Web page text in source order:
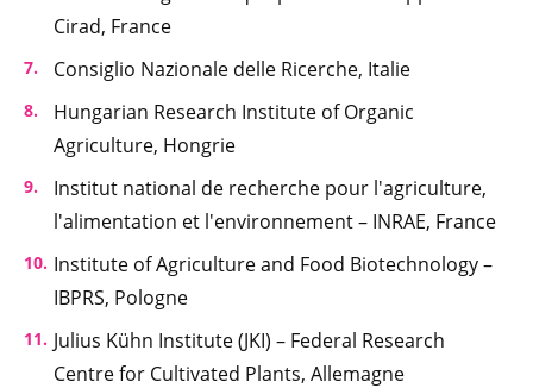
Cirad, France
Consiglio Nazionale delle Ricerche, Italie
Hungarian Research Institute of Organic
Agriculture, Hongrie
Institut national de recherche pour l'agriculture,
l'alimentation et l'environnement – INRAE, France
Institute of Agriculture and Food Biotechnology –
IBPRS, Pologne
Julius Kühn Institute (JKI) – Federal Research
Centre for Cultivated Plants, Allemagne